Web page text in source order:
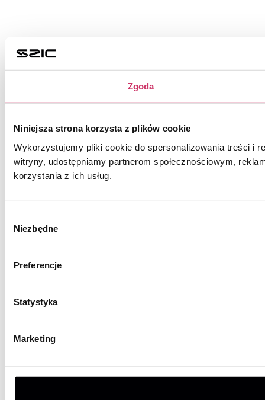
Zgoda
Niniejsza strona korzysta z plików cookie
Wykorzystujemy pliki cookie do spersonalizowania treści i
witryny, udostępniamy partnerom społecznościowym,
korzystania z ich usług.
zgody
Niezbędne
Preferencje
Statystyka
Marketing